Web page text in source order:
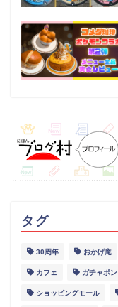
タグ
30周年 おかげ庵
カフェ ガチャポン
ショッピングモール